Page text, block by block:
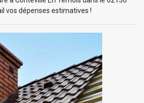
vos dépenses estimatives !